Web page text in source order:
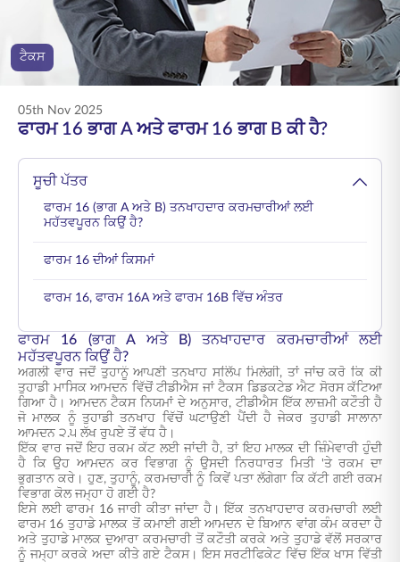
ENGLISH
ਆਨਲਾਈਨ ਖਰੀਦੋ ਪ੍ਰੀਮੀਅਮ ਭਰੋ
ਟੈਕਸ
05th Nov 2025
ਫਾਰਮ 16 ਭਾਗ A ਅਤੇ ਫਾਰਮ 16 ਭਾਗ B ਕੀ ਹੈ?
ਸੂਚੀ ਪੱਤਰ
ਫਾਰਮ 16 (ਭਾਗ A ਅਤੇ B) ਤਨਖਾਹਦਾਰ ਕਰਮਚਾਰੀਆਂ ਲਈ
ਮਹੱਤਵਪੂਰਨ ਕਿਉਂ ਹੈ?
ਫਾਰਮ 16 ਦੀਆਂ ਕਿਸਮਾਂ
ਫਾਰਮ 16, ਫਾਰਮ 16A ਅਤੇ ਫਾਰਮ 16B ਵਿੱਚ ਅੰਤਰ
ਫਾਰਮ 16 (ਭਾਗ A ਅਤੇ B) ਤਨਖਾਹਦਾਰ ਕਰਮਚਾਰੀਆਂ ਲਈ
ਮਹੱਤਵਪੂਰਨ ਕਿਉਂ ਹੈ?
ਅਗਲੀ ਵਾਰ ਜਦੋਂ ਤੁਹਾਨੂੰ ਆਪਣੀ ਤਨਖਾਹ ਸਲਿੱਪ ਮਿਲੇਗੀ, ਤਾਂ ਜਾਂਚ ਕਰੋ ਕਿ ਕੀ
ਤੁਹਾਡੀ ਮਾਸਿਕ ਆਮਦਨ ਵਿੱਚੋਂ ਟੀਡੀਐਸ ਜਾਂ ਟੈਕਸ ਡਿਡਕਟੇਡ ਐਟ ਸੋਰਸ ਕੱਟਿਆ
ਗਿਆ ਹੈ। ਆਮਦਨ ਟੈਕਸ ਨਿਯਮਾਂ ਦੇ ਅਨੁਸਾਰ, ਟੀਡੀਐਸ ਇੱਕ ਲਾਜ਼ਮੀ ਕਟੌਤੀ ਹੈ
ਜੋ ਮਾਲਕ ਨੂੰ ਤੁਹਾਡੀ ਤਨਖਾਹ ਵਿੱਚੋਂ ਘਟਾਉਣੀ ਪੈਂਦੀ ਹੈ ਜੇਕਰ ਤੁਹਾਡੀ ਸਾਲਾਨਾ
ਆਮਦਨ ੨.੫ ਲੱਖ ਰੁਪਏ ਤੋਂ ਵੱਧ ਹੈ।
ਇੱਕ ਵਾਰ ਜਦੋਂ ਇਹ ਰਕਮ ਕੱਟ ਲਈ ਜਾਂਦੀ ਹੈ, ਤਾਂ ਇਹ ਮਾਲਕ ਦੀ ਜ਼ਿੰਮੇਵਾਰੀ ਹੁੰਦੀ
ਹੈ ਕਿ ਉਹ ਆਮਦਨ ਕਰ ਵਿਭਾਗ ਨੂੰ ਉਸਦੀ ਨਿਰਧਾਰਤ ਮਿਤੀ 'ਤੇ ਰਕਮ ਦਾ
ਭੁਗਤਾਨ ਕਰੇ। ਹੁਣ, ਤੁਹਾਨੂੰ, ਕਰਮਚਾਰੀ ਨੂੰ ਕਿਵੇਂ ਪਤਾ ਲੱਗੇਗਾ ਕਿ ਕੱਟੀ ਗਈ ਰਕਮ
ਵਿਭਾਗ ਕੋਲ ਜਮ੍ਹਾ ਹੋ ਗਈ ਹੈ?
ਇਸੇ ਲਈ ਫਾਰਮ 16 ਜਾਰੀ ਕੀਤਾ ਜਾਂਦਾ ਹੈ। ਇੱਕ ਤਨਖਾਹਦਾਰ ਕਰਮਚਾਰੀ ਲਈ
ਫਾਰਮ 16 ਤੁਹਾਡੇ ਮਾਲਕ ਤੋਂ ਕਮਾਈ ਗਈ ਆਮਦਨ ਦੇ ਬਿਆਨ ਵਾਂਗ ਕੰਮ ਕਰਦਾ ਹੈ
ਅਤੇ ਤੁਹਾਡੇ ਮਾਲਕ ਦੁਆਰਾ ਕਰਮਚਾਰੀ ਤੋਂ ਕਟੌਤੀ ਕਰਕੇ ਅਤੇ ਤੁਹਾਡੇ ਵੱਲੋਂ ਸਰਕਾਰ
ਨੂੰ ਜਮ੍ਹਾ ਕਰਕੇ ਅਦਾ ਕੀਤੇ ਗਏ ਟੈਕਸ। ਇਸ ਸਰਟੀਫਿਕੇਟ ਵਿੱਚ ਇੱਕ ਖਾਸ ਵਿੱਤੀ